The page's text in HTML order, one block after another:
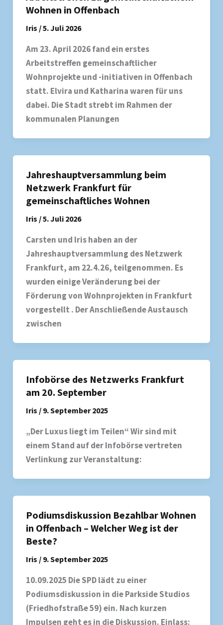
Wohnen in Offenbach
Iris /5. Juli 2026
Am 23. April 2026 fand ein erstes
Arbeitstreffen gemeinschaftlicher
Wohnprojekte und -initiativen in Offenbach
statt. Elvira und Katharina waren für uns
dabei. Die Stadt strebt im Rahmen der
kommunalen Planungen
Jahreshauptversammlung beim
Netzwerk Frankfurt für
gemeinschaftliches Wohnen
Iris /5. Juli 2026
Carsten und Iris haben an der
Jahreshauptversammlung des Netzwerk
Frankfurt, am 22.4.26, teilgenommen. Es
wurden einige Veränderung bei der
Förderung von Wohnprojekten in Frankfurt
vorgestellt . Der Anschließende Austausch
zwischen
Infobörse des Netzwerks Frankfurt
am 20. September
Iris / 9. September 2025
„Der Luxus liegt im Teilen“ Wir sind mit
einem Stand auf der Infobörse vertreten
Verlinkung zur Veranstaltung:
Podiumsdiskussion Bezahlbar Wohnen
in Offenbach – Welcher Weg ist der
Beste?
Iris / 9. September 2025
10.09.2025 Die SPD lädt zu einer
Podiumsdiskussion in die Parkside Studios
(Friedhofstraße 59) ein. Nach kurzen
Impulsen geht es in die Diskussion. Einlass: